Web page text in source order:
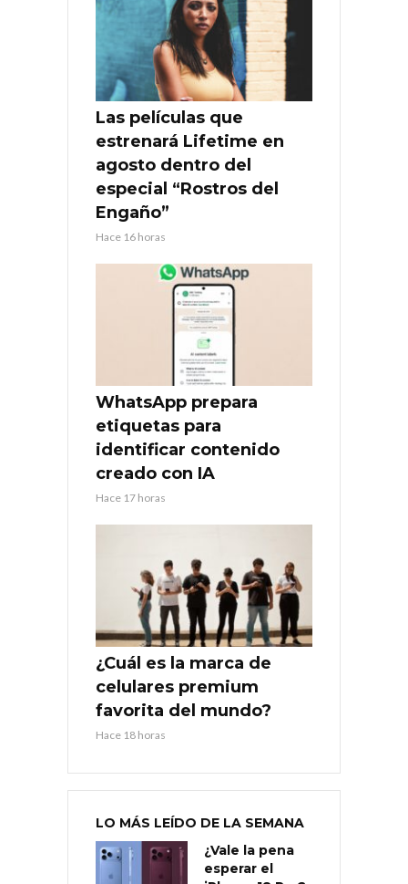
Las películas que
estrenará Lifetime en
agosto dentro del
especial “Rostros del
Engaño”
Hace 16 horas
WhatsApp prepara
etiquetas para
identificar contenido
creado con IA
Hace 17 horas
¿Cuál es la marca de
celulares premium
favorita del mundo?
Hace 18 horas
LO MÁS LEÍDO DE LA SEMANA
¿Vale la pena
esperar el